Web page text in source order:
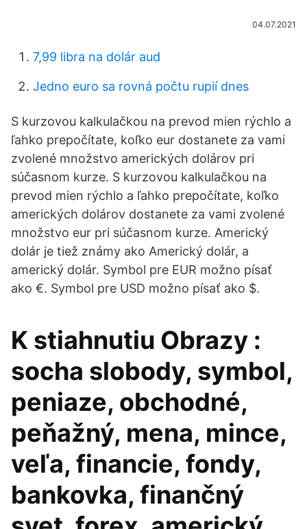
04.07.2021
7,99 libra na dolár aud
Jedno euro sa rovná počtu rupií dnes
S kurzovou kalkulačkou na prevod mien rýchlo a
ľahko prepočítate, koľko eur dostanete za vami
zvolené množstvo amerických dolárov pri
súčasnom kurze. S kurzovou kalkulačkou na
prevod mien rýchlo a ľahko prepočítate, koľko
amerických dolárov dostanete za vami zvolené
množstvo eur pri súčasnom kurze. Americký
dolár je tiež známy ako Americký dolár, a
americký dolár. Symbol pre EUR možno písať
ako €. Symbol pre USD možno písať ako $.
K stiahnutiu Obrazy :
socha slobody, symbol,
peniaze, obchodné,
peňažný, mena, mince,
veľa, financie, fondy,
bankovka, finančný